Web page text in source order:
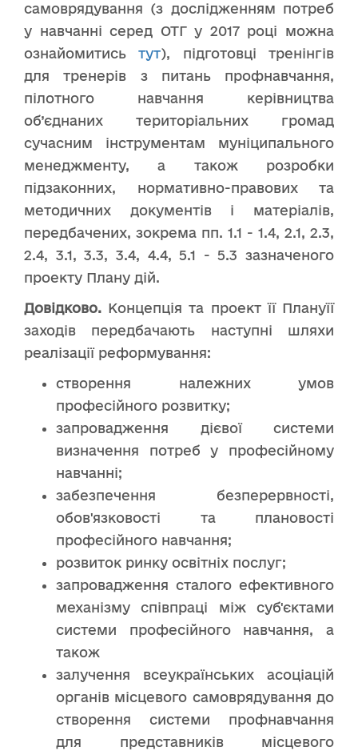
самоврядування (з дослідженням потреб
у навчанні серед ОТГ у 2017 році можна
ознайомитисьтут), підготовці тренінгів
для тренерів з питань профнавчання,
пілотного навчання керівництва
об’єднаних територіальних громад
сучасним інструментам муніципального
менеджменту, а також розробки
підзаконних, нормативно-правових та
методичних документів і матеріалів,
передбачених, зокрема пп. 1.1 - 1.4, 2.1, 2.3,
2.4, 3.1, 3.3, 3.4, 4.4, 5.1 - 5.3 зазначеного
проекту Плану дій.
Довідково. Концепція та проект її Плануїї
заходів передбачають наступні шляхи
реалізації реформування:
створення належних умов
професійного розвитку;
запровадження дієвої системи
визначення потреб у професійному
навчанні;
забезпечення безперервності,
обов'язковості та плановості
професійного навчання;
розвиток ринку освітніх послуг;
запровадження сталого ефективного
механізму співпраці між суб'єктами
системи професійного навчання, а
також
залучення всеукраїнських асоціацій
органів місцевого самоврядування до
створення системи профнавчання
для представників місцевого